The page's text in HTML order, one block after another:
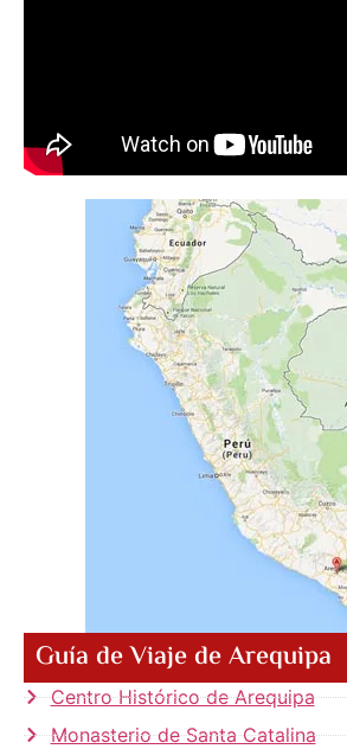
Guía de Viaje de Arequipa
Centro Histórico de Arequipa
Monasterio de Santa Catalina